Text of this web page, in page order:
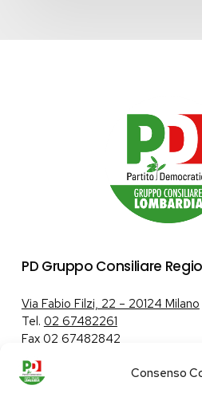
Consenso
PD Gruppo Consiliare
Via Fabio Filzi, 22 – 20124 Milano
Tel. 02 67482261
Fax 02 67482842
Tutela dei dati personali|